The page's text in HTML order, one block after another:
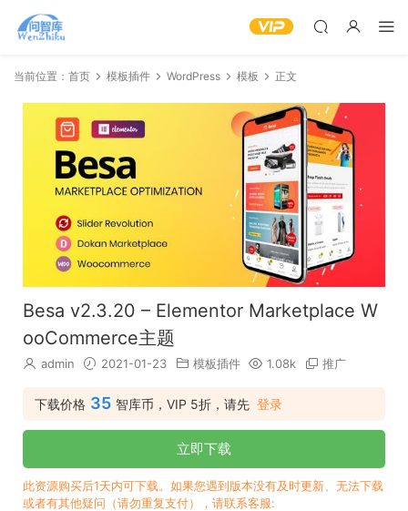
当前位置： 首页 模板插件 WordPress 模板 正文
Besa v2.3.20 – Elementor Marketplace W
ooCommerce主题
admin 2021-01-23 模板插件 1.08k 推广
下载价格 35 智库币，VIP 5折，请先 登录
立即下载
此资源购买后1天内可下载。如果您遇到版本没有及时更新、无法下载
或者有其他疑问（请勿重复支付），请联系客服: